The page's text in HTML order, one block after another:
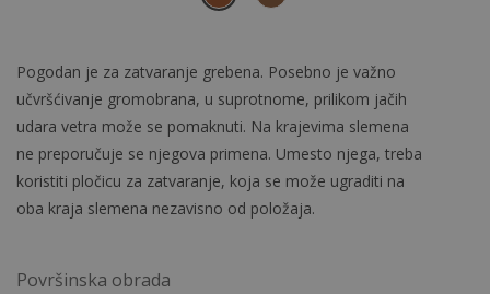
Pogodan je za zatvaranje grebena. Posebno je važno
učvršćivanje gromobrana, u suprotnome, prilikom jačih
udara vetra može se pomaknuti. Na krajevima slemena
ne preporučuje se njegova primena. Umesto njega, treba
koristiti pločicu za zatvaranje, koja se može ugraditi na
oba kraja slemena nezavisno od položaja.
Površinska obrada